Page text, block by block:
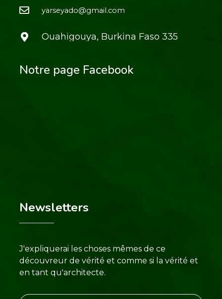
yarseyado@gmail.com
Ouahigouya, Burkina Faso 335
Notre page Facebook
Newsletters
J'expliquerai les choses mêmes de ce
découvreur de vérité et comme si la vérité et
en tant qu'architecte.